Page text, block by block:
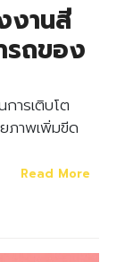
านสี
รถของ
ารเติบโต
ภาพเพิ่มขีด
Read More